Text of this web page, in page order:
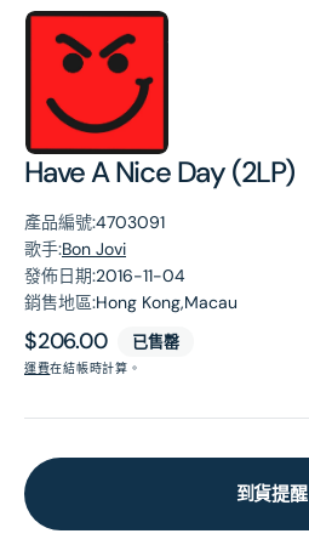
Have A Nice Day (2LP)
產品編號:4703091
歌手:Bon Jovi
發佈日期:2016-11-04
銷售地區:Hong Kong,Macau
原
價
$206.00 已售罄
運費在結帳時計算。
到貨提醒